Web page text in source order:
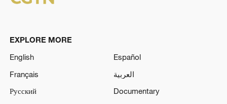
EXPLORE MORE
English
Español
Français
العربية
Русский
Documentary